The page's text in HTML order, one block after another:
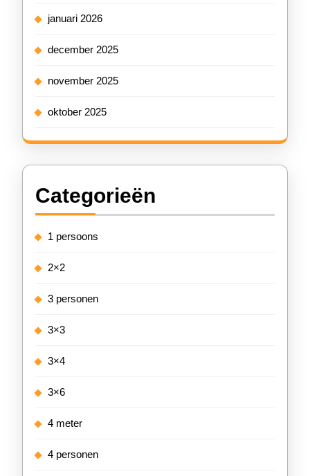
januari 2026
december 2025
november 2025
oktober 2025
Categorieën
1 persoons
2×2
3 personen
3×3
3×4
3×6
4 meter
4 personen